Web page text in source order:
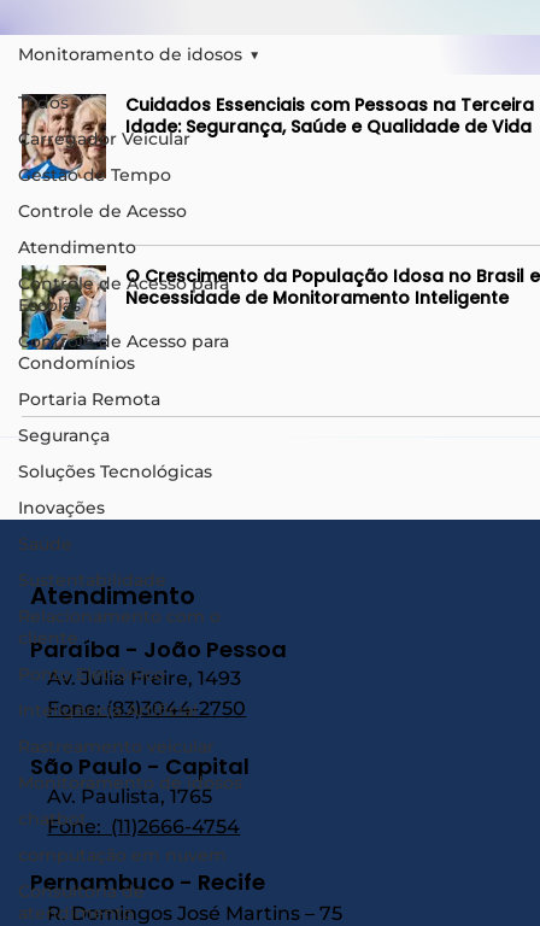
operação física? Porque governança não
confiável da realidad
Todos
Carregador Veicular
Gestão de Tempo
Controle de Acesso
Atendimento
Controle de Acesso para
Escolas
Controle de Acesso para
Condomínios
Portaria Remota
Segurança
Soluções Tecnológicas
Inovações
Saúde
Sustentabilidade
Relacionamento com o
cliente
Ponto Eletrônico
Inteligência Artificial
Rastreamento veicular
Monitoramento de idosos
chatbot
computação em nuvem
Consultoria de
atendimento
Monitoramento de idosos
Cuidados Essenciais com Pessoas na Terceira
Idade: Segurança, Saúde e Qualidade de Vida
O Crescimento da População Idosa no Brasil
Necessidade de Monitoramento Inteligente
Atendimento
Paraíba - João Pessoa
Av. Júlia Freire, 1493
Fone:(83)3044-2750
São Paulo - Capital
Av. Paulista, 1765
Fone: (11)2666-4754
Pernambuco - Recife
R. Domingos José Martins – 75